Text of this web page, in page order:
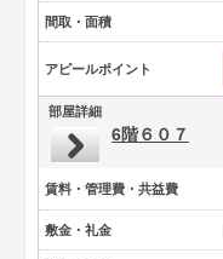
間取・面積
アピールポイント
部屋詳細
6階６０７
賃料・管理費・共益費
敷金・礼金